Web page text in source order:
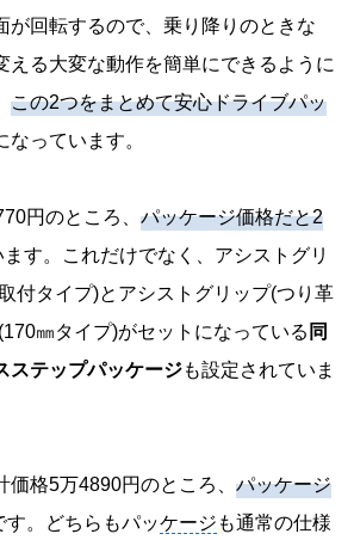
が回転するので、乗り降りのときな
える大変な動作を簡単にできるように
この2つをまとめて安心ドライブパッ
なっています。
円のところ、 パッケージ価格だと2
す。これだけでなく、アシストグリ
付タイプ)とアシストグリップ(つり革
㎜タイプ)がセットになっている 同
ステップパッケージも設定されていま
価格5万4890円のところ、 パッケージ
す。どちらもパッケージ も通常の仕様